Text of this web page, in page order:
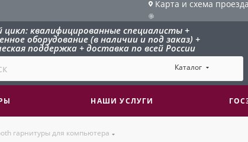
Карта и схема проезда
цикл: квалифицированные специалисты +
оборудование (в наличии и под заказ) +
поддержка + доставка по всей России
Каталог
НАШИ УСЛУГИ
гарнитуры для компьютера